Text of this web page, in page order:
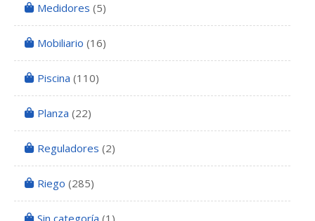
Medidores (5)
Mobiliario (16)
Piscina (110)
Planza (22)
Reguladores (2)
Riego (285)